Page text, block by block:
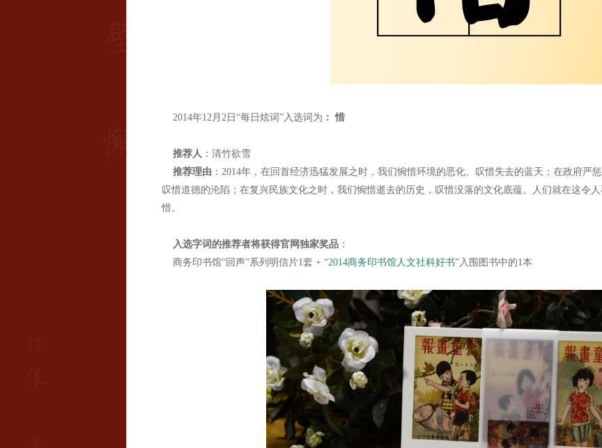
2014年12月2日“每日炫词”入选词为 ： 惜
推荐人 ：清竹欲雪
推荐理由 ：2014年，在回首经济迅猛发展之时，我们惋惜环境的恶化、叹惜失去的蓝天；在政府严
叹惜道德的沦陷；在复兴民族文化之时，我们惋惜逝去的历史，叹惜没落的文化底蕴。人们就在这令
惜。
入选字词的推荐者将获得官网独家奖品 ：
商务印书馆“回声”系列明信片1套 + “2014商务印书馆人文社科好书”入围图书中的1本